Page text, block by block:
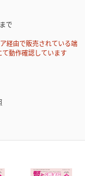
で
経由で販売されている端
て動作確認しています